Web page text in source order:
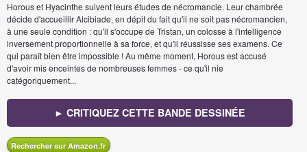
Horous et Hyacinthe suivent leurs études de nécromancie. Leur chambrée
décide d'accueillir Alcibiade, en dépit du fait qu'il ne soit pas nécromancien,
à une seule condition : qu'il s'occupe de Tristan, un colosse à l'intelligence
inversement proportionnelle à sa force, et qu'il réussisse ses examens. Ce
qui paraît bien être impossible ! Au même moment, Horous est accusé
d'avoir mis enceintes de nombreuses femmes - ce qu'il nie
catégoriquement...
► CRITIQUEZ CETTE BANDE DESSINÉE
Rechercher sur Amazon.fr